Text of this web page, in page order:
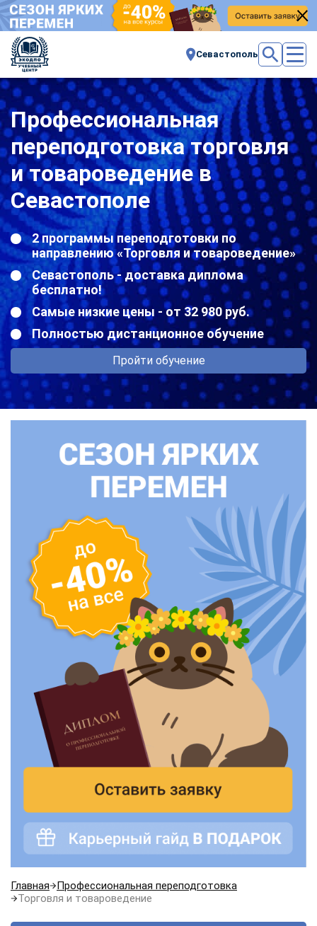
Севастополь
Профессиональная
переподготовка торговля
и товароведение в
Севастополе
2 программы переподготовки по
направлению «Торговля и товароведение»
Севастополь - доставка диплома
бесплатно!
Самые низкие цены - от 32 980 руб.
Полностью дистанционное обучение
Пройти обучение
Главная
Профессиональная переподготовка
Торговля и товароведение